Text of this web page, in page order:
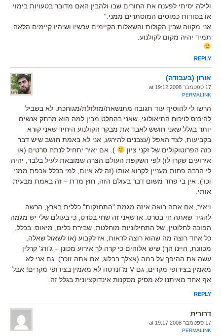
ולילה יסיתי לפענח את החורים שבו ולהבין האם מדובר בטעויות בימוי
או בסודות כמוסים המוסתרים ממני."
אני מקווה שבין הקולות והשאלות הקיימים עכשיו ושיהיו קיימים הלאה
תמיד יהיה מקום לקולנוע.
REPLY
אורון (בעבודה)
17 ספטמבר 2008 at 19:12
PERMALINK
הרשו לי להוסיף עוד תגובה מתנשאת/מזלזלת/מגוחכת. לא בשביל
להיכנס לויכוח התיאולוגי, שאני בהחלט מבין למה הוא מרתק אנשים.
יותר בגלל שאני חושש לאבד את מבקר הקולנוע היחיד שאני קורא
בקביעות, לצד האפל (עצבנים להירגע, אני לא באמת חושב שיש דבר
כזה הפרוטוקולים של זקני ציון
). אם יאיר יתחיל לנתח סרטים (או
אירועים שקרו לו) לפי השקפת העולם הצרה שמובאת לעיל בלבד, יהיה
לי הרבה פחות מעניין לקרוא אותו (זה לא איום, למי בכלל אכפת ממני
וכו'). אין בי פחד משום דבר בעולם הזה, חוץ מדת – זה באמת מבעית
אותי.
ויאיר, אם אתה רואה איזה מגמת "התחזקות" כללית בארץ, הרשה
להגיד שאתה חי בסרט. או שאני זה שחי בסרט, כי בעולם שלי יש מגמה
הפוכה לחלוטין, של התחילוניות מוחלטת, שבירת כלים, מיאוס. בכלל,
כל אחד רוצה מה שהוא רוצה לראות, אז לקבוע (או לשאול שאלה,
מכוונת, היינו הך) שיש אלוהים כי קרה לך אירוע מכונן – ג'ורג' קרלין
עשה את ההיפך על במה (אצלך בבלוג, אם אתה זוכר). גם אני לא
מאמין בצירופי מקרים, גם V מ"ונדטה לא מאמין בצירופי מקרים! אבל
אף אחד מאיתנו לא מסיק מסקנות אינדוקציונית בגלל זה.
REPLY
דרורית
17 ספטמבר 2008 at 19:17
PERMALINK